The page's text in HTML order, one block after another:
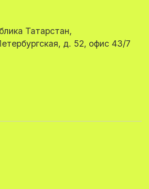
Татарстан,
д. 52, офис 43/7